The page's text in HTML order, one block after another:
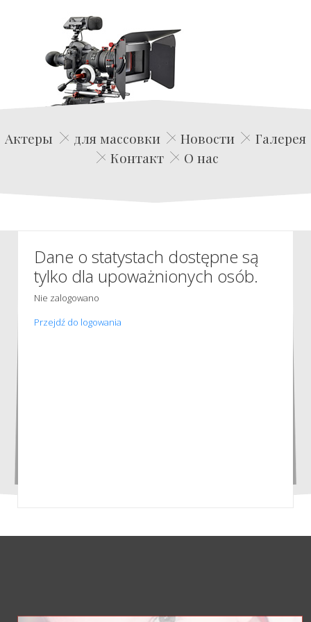
Edwin Film Agencja Aktorska
Актеры для массовки Новости
Галерея
Контакт
О нас
Dane o statystach dostępne są
tylko dla upoważnionych osób.
Nie zalogowano
Przejdź do logowania